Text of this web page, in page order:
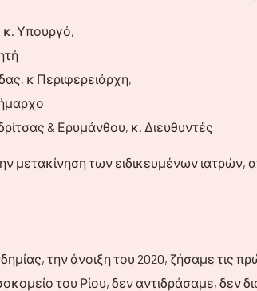
κ. Υπουργό,
κ Περιφερειάρχη,
& Ερυμάνθου, κ. Διευθυντές
μετακίνηση των ειδικευμένων
την άνοιξη του 2020, ζήσαμε τις
του Ρίου, δεν αντιδράσαμε,